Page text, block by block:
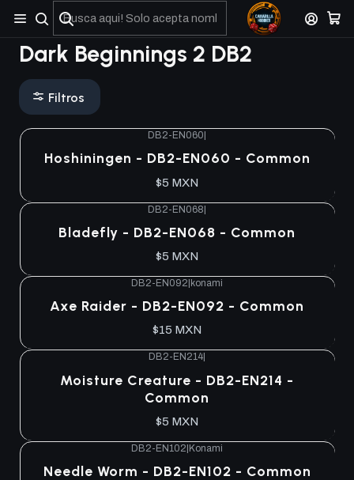
No olviden reportar sus depositos y transferencias por Whatsapp
Dark Beginnings 2 DB2
Filtros
DB2-EN060
Hoshiningen - DB2-EN060 - Common
$5 MXN
DB2-EN068|
Bladefly - DB2-EN068 - Common
$5 MXN
DB2-EN092 konami
Axe Raider - DB2-EN092 - Common
$15 MXN
DB2-EN214
Moisture Creature - DB2-EN214 -
Common
$5 MXN
DB2-EN102|Konami
Needle Worm - DB2-EN102 - Common